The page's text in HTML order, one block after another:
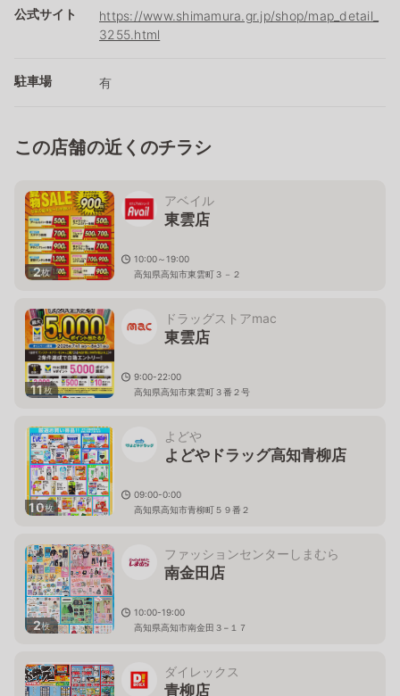
公式サイト
https://www.shimamura.gr.jp/shop/map_detail_
3255.html
駐車場 有
この店舗の近くのチラシ
2枚
アベイル
東雲店
10:00～19:00
高知県高知市東雲町３－２
11枚
ドラッグストアmac
東雲店
9:00-22:00
高知県高知市東雲町３番２号
10枚
よどや
よどやドラッグ高知青柳店
09:00-0:00
高知県高知市青柳町５９番２
2枚
ファッションセンターしまむら
南金田店
10:00-19:00
高知県高知市南金田３−１７
ダイレックス
青柳店